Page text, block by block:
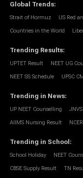
Global Trends:
Strait of Hormuz US Red
Countries in the World
Trending Results:
UPTET Result NEET UG
NEET SS Schedule UPSC
Trending in News:
UP NEET Counselling
AIIMS Nursing Result
Trending in School :
School Holiday NEET
CBSE Supply Result TN